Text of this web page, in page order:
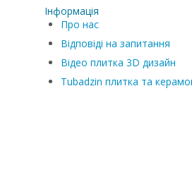
Інформація
Про нас
Відповіді на запитання
Відео плитка 3D дизайн
Tubadzin плитка та